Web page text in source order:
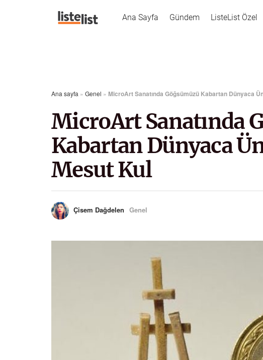
Ana Sayfa Gündem ListeList Özel
Ana sayfa » Genel » MicroArt Sanatında Göğsümüzü Kabartan Dünyaca
MicroArt Sanatında
Kabartan Dünyaca
Mesut Kul
Çisem Dağdelen Genel